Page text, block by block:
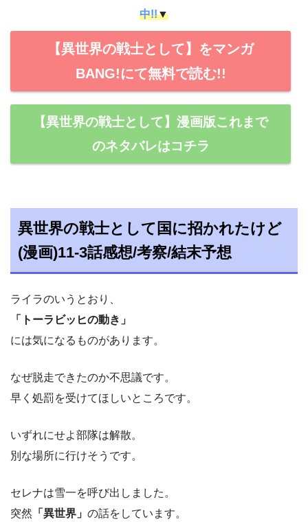
中!!▼
【異世界の戦士として】をマンガ
BANG!にて無料で読む!!
【異世界の戦士として】漫画版これまで
のネタバレはコチラ
異世界の戦士として国に招かれたけど
(漫画)11-3話感想/考察/結末予想
ライラのいうとおり、
「トーラビッヒの動き」
には気になるものがあります。
なぜ脱走できたのか不思議です。
早く処罰を受けてほしいところです。
いずれにせよ部隊は解散。
別な場所に行けそうです。
セレナは雪一を呼び出しました。
突然 「異世界」 の話をしています。